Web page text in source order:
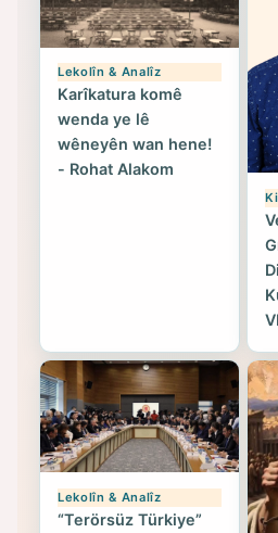
Lekolîn & Analîz
Karîkatura komê
wenda ye lê
wêneyên wan hene!
- Rohat Alakom
Lekolîn & Analîz
“Terörsüz Türkiye”